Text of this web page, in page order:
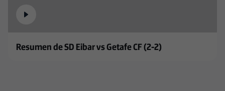
Resumen de SD Eibar vs Getafe CF (2-2)